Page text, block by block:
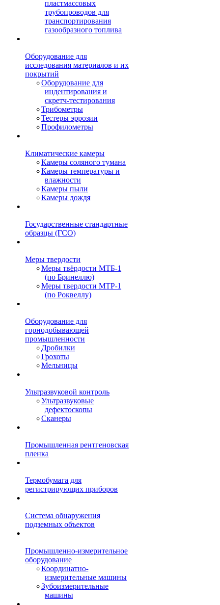
пластмассовых
трубопроводов для
транспортирования
газообразного топлива
Оборудование для
исследования материалов и их
покрытий
Оборудование для
индентирования и
скретч-тестирования
Трибометры
Тестеры эррозии
Профилометры
Климатические камеры
Камеры соляного тумана
Камеры температуры и
влажности
Камеры пыли
Камеры дождя
Государственные стандартные
образцы (ГСО)
Меры твердости
Меры твёрдости МТБ-1
(по Бринеллю)
Меры твердости МТР-1
(по Роквеллу)
Оборудование для
горнодобывающей
промышленности
Дробилки
Грохоты
Мельницы
Ультразвуковой контроль
Ультразвуковые
дефектоскопы
Сканеры
Промышленная рентгеновская
пленка
Термобумага для
регистрирующих приборов
Система обнаружения
подземных объектов
Промышленно-измерительное
оборудование
Координатно-
измерительные машины
Зубоизмерительные
машины